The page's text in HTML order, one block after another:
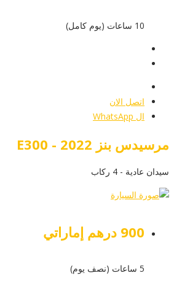
10 ساعات (يوم كامل)
اتصل الان
ال WhatsApp
مرسيدس بنز E300 - 2022
سيدان عادية - 4 ركاب
900 درهم إماراتي
5 ساعات (نصف يوم)